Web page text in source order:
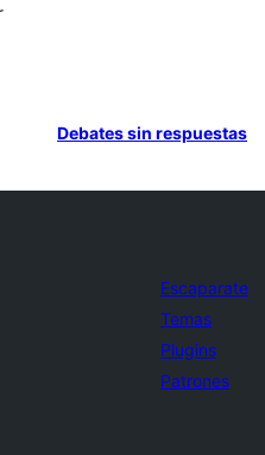
Debates sin respuestas
Escaparate
Temas
Plugins
Patrones